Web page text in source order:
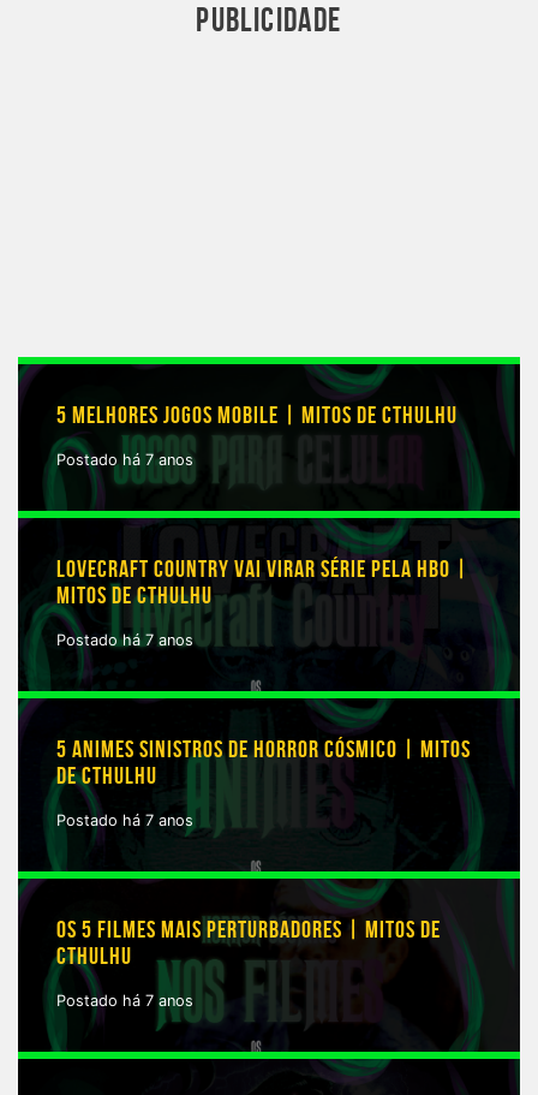
PUBLICIDADE
5 MELHORES JOGOS MOBILE | MITOS DE CTHULHU
Postado há 7 anos
LOVECRAFT COUNTRY VAI VIRAR SÉRIE PELA HBO |
MITOS DE CTHULHU
Postado há 7 anos
5 ANIMES SINISTROS DE HORROR CÓSMICO | MITOS
DE CTHULHU
Postado há 7 anos
OS 5 FILMES MAIS PERTURBADORES | MITOS DE
CTHULHU
Postado há 7 anos